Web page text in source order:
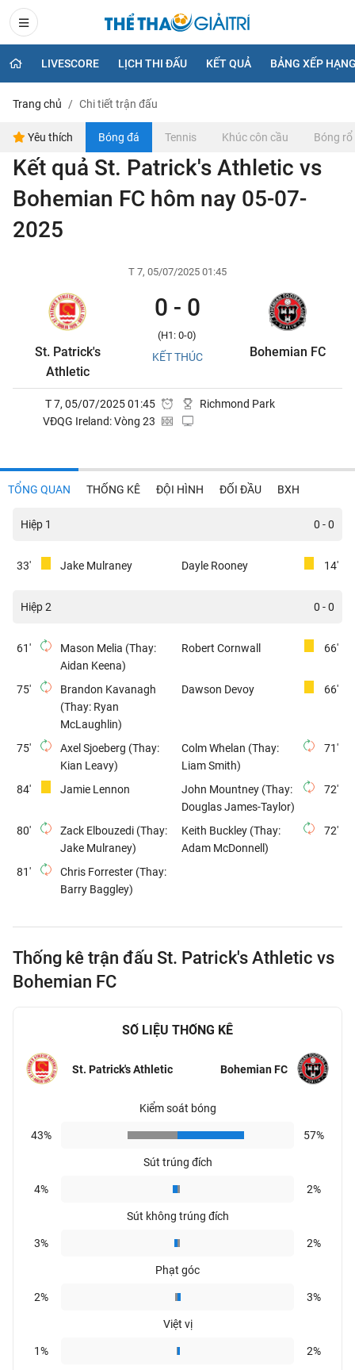
LIVESCORE LỊCH THI ĐẤU KẾT QUẢ BẢNG XẾP
Trang chủ Chi tiết trận đấu
Yêu thích Bóng đá Tennis Khúc côn cầu Bóng rổ
Kết quả St. Patrick's Athletic vs
Bohemian FC hôm nay 05-07-
2025
T 7, 05/07/2025 01:45
St. Patrick's
Athletic
0 - 0
(H1: 0-0)
KẾT THÚC Bohemian FC
T 7, 05/07/2025 01:45
VĐQG Ireland: Vòng 23
Richmond Park
TỔNG QUAN THỐNG KÊ ĐỘI HÌNH ĐỐI ĐẦU BXH
Hiệp 1 0 - 0
33' Jake Mulraney Dayle Rooney 14'
Hiệp 2 0 - 0
61'
Mason Melia (Thay:
Aidan Keena)
Robert Cornwall 66'
75'
Brandon Kavanagh
(Thay: Ryan
McLaughlin)
Dawson Devoy 66'
75'
Axel Sjoeberg (Thay:
Kian Leavy)
Colm Whelan (Thay:
Liam Smith)
71'
84' Jamie Lennon
John Mountney (Thay:
Douglas James-Taylor)
72'
80'
Zack Elbouzedi (Thay:
Jake Mulraney)
Keith Buckley (Thay:
Adam McDonnell)
72'
81'
Chris Forrester (Thay:
Barry Baggley)
Thống kê trận đấu St. Patrick's Athletic vs
Bohemian FC
SỐ LIỆU THỐNG KÊ
St. Patrick's Athletic Bohemian FC
Kiểm soát bóng
43% 57%
Sút trúng đích
4% 2%
Sút không trúng đích
3% 2%
Phạt góc
2% 3%
Việt vị
1% 2%